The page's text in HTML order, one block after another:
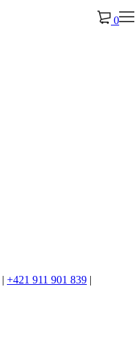
| +421 911 901 839 |
0